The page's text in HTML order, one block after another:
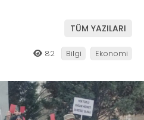
TÜM YAZILARI
82 Bilgi Ekonomi